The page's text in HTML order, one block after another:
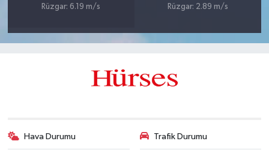
Rüzgar: 6.19 m/s
Rüzgar: 2.89 m/s
Hava Durumu Trafik Durumu